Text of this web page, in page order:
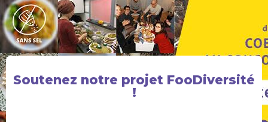
Soutenez notre projet FooDiversité
!